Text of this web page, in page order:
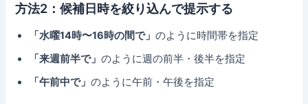
方法2：候補日時を絞り込んで提示する
「水曜14時〜16時の間で」のように時間帯を指定
「来週前半で」のように週の前半・後半を指定
「午前中で」のように午前・午後を指定